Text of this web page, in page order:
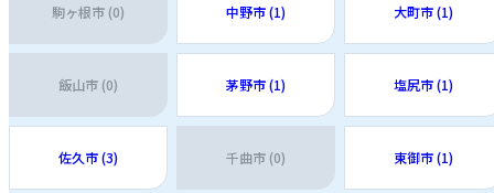
駒ヶ根市 (0) 中野市 (1) 大町市 (1)
飯山市 (0) 茅野市 (1) 塩尻市 (1)
佐久市 (3) 千曲市 (0) 東御市 (1)